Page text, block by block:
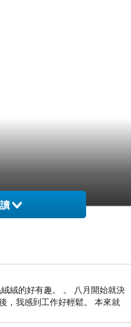
絨的好有趣。 。 八月開始就決
，我感到工作好輕鬆。 本來就
真